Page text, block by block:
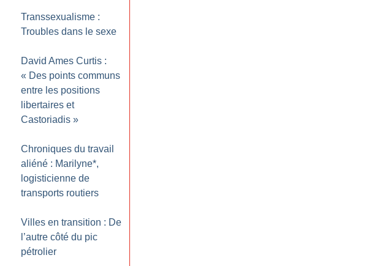
Transsexualisme :
Troubles dans le sexe
David Ames Curtis :
« Des points communs
entre les positions
libertaires et
Castoriadis »
Chroniques du travail
aliéné : Marilyne*,
logisticienne de
transports routiers
Villes en transition : De
l’autre côté du pic
pétrolier